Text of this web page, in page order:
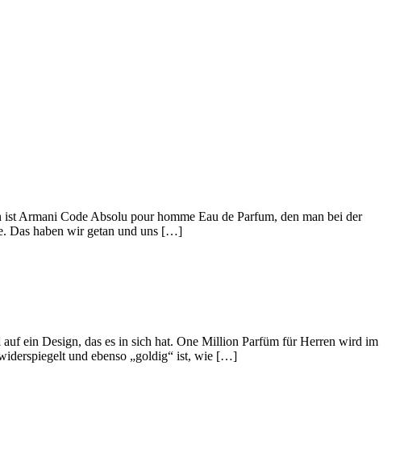
Armani Code Absolu pour homme Eau de Parfum, den man bei der
Das haben wir getan und uns […]
ein Design, das es in sich hat. One Million Parfüm für Herren wird im
und ebenso „goldig“ ist, wie […]